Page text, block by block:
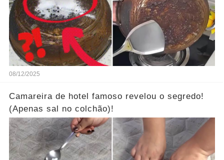
08/12/2025
Camareira de hotel famoso revelou o segredo!
(Apenas sal no colchão)!